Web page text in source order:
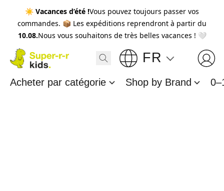
☀️ Vacances d’été !Vous pouvez toujours passer vos
commandes. 📦 Les expéditions reprendront à partir du
10.08.Nous vous souhaitons de très belles vacances ! 🤍
FR
Acheter par catégorie Shop by Brand